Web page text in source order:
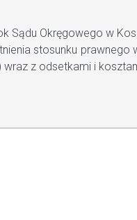
Sądu Okręgowego w
stosunku
wraz z odsetkami i